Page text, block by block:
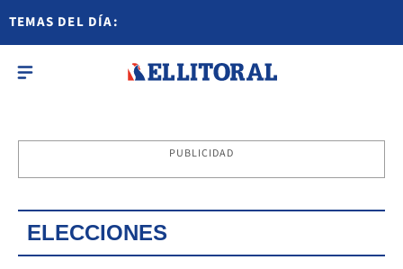
TEMAS DEL DÍA:
PUBLICIDAD
ELECCIONES